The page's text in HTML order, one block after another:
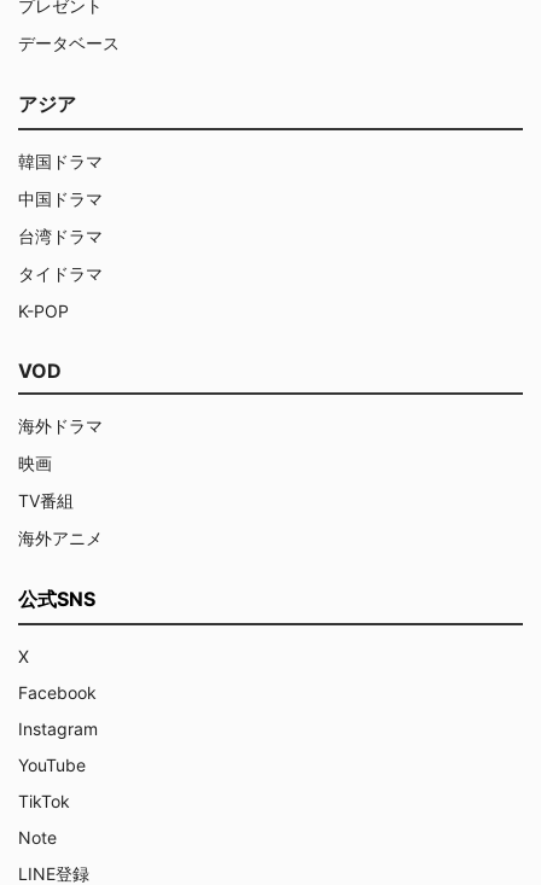
プレゼント
データベース
アジア
韓国ドラマ
中国ドラマ
台湾ドラマ
タイドラマ
K-POP
VOD
海外ドラマ
映画
TV番組
海外アニメ
公式SNS
X
Facebook
Instagram
YouTube
TikTok
Note
LINE登録